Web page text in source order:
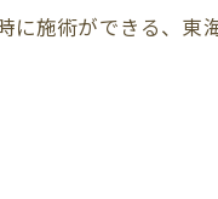
施術ができる、東